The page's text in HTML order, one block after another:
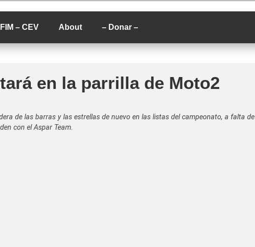
FIM – CEV About – Donar –
en la parrilla de Moto2
de las barras y las estrellas de nuevo en las listas del campeonato, a falta de
con el Aspar Team.